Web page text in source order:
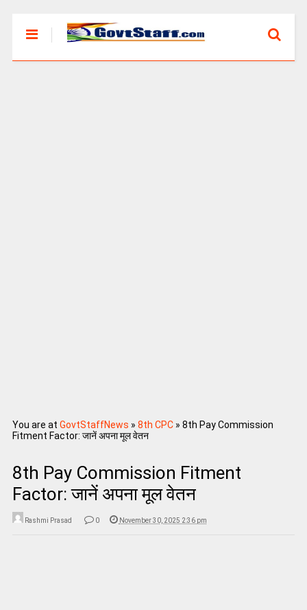
You are at GovtStaffNews » 8th CPC» 8th Pay Commission
Fitment Factor: जानें अपना मूल वेतन
8th Pay Commission Fitment
Factor: जानें अपना मूल वेतन
Rashmi Prasad 0 November 30, 2025 2:36 pm